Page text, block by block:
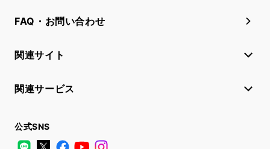
FAQ・お問い合わせ
関連サイト
関連サービス
公式SNS
LINE
X FacebookYouTube